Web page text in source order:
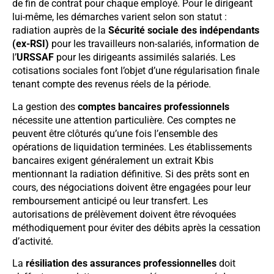
de fin de contrat pour chaque employé. Pour le dirigeant
lui-même, les démarches varient selon son statut :
radiation auprès de la Sécurité sociale des indépendants
(ex-RSI) pour les travailleurs non-salariés, information de
l’URSSAF pour les dirigeants assimilés salariés. Les
cotisations sociales font l’objet d’une régularisation finale
tenant compte des revenus réels de la période.
La gestion des comptes bancaires professionnels
nécessite une attention particulière. Ces comptes ne
peuvent être clôturés qu’une fois l’ensemble des
opérations de liquidation terminées. Les établissements
bancaires exigent généralement un extrait Kbis
mentionnant la radiation définitive. Si des prêts sont en
cours, des négociations doivent être engagées pour leur
remboursement anticipé ou leur transfert. Les
autorisations de prélèvement doivent être révoquées
méthodiquement pour éviter des débits après la cessation
d’activité.
La résiliation des assurances professionnelles doit